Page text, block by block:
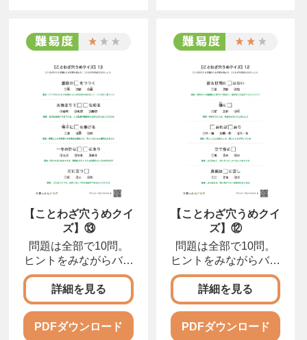
【ことわざ穴うめクイ
ズ】⑬
問題は全部で10問。
ヒントをみながらバラ
バラになったカタカナ
をならびかえて、正し
い言葉にしましょう。
詳細を見る
PDFダウンロード
【ことわざ穴うめクイ
ズ】⑫
問題は全部で10問。
ヒントをみながらバラ
バラになったカタカナ
をならびかえて、正し
い言葉にしましょう。
詳細を見る
PDFダウンロード